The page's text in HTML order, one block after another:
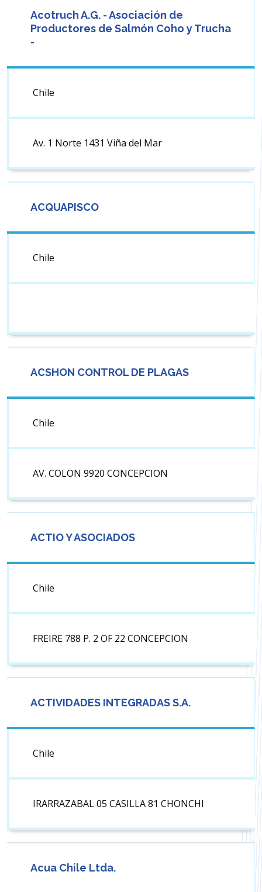
Acotruch A.G. - Asociación de
Productores de Salmón Coho y Trucha
-
Chile
Av. 1 Norte 1431 Viña del Mar
ACQUAPISCO
Chile
ACSHON CONTROL DE PLAGAS
Chile
AV. COLON 9920 CONCEPCION
ACTIO Y ASOCIADOS
Chile
FREIRE 788 P. 2 OF 22 CONCEPCION
ACTIVIDADES INTEGRADAS S.A.
Chile
IRARRAZABAL 05 CASILLA 81 CHONCHI
Acua Chile Ltda.